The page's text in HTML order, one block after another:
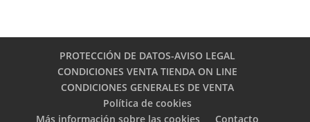
PROTECCIÓN DE DATOS-AVISO LEGAL
CONDICIONES VENTA TIENDA ON LINE
CONDICIONES GENERALES DE VENTA
Política de cookies
Más información sobre las cookies
Contacto